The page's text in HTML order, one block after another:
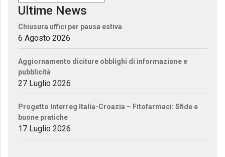
Ultime News
Chiusura uffici per pausa estiva
6 Agosto 2026
Aggiornamento diciture obblighi di informazione e
pubblicità
27 Luglio 2026
Progetto Interreg Italia-Croazia – Fitofarmaci: Sfide e
buone pratiche
17 Luglio 2026